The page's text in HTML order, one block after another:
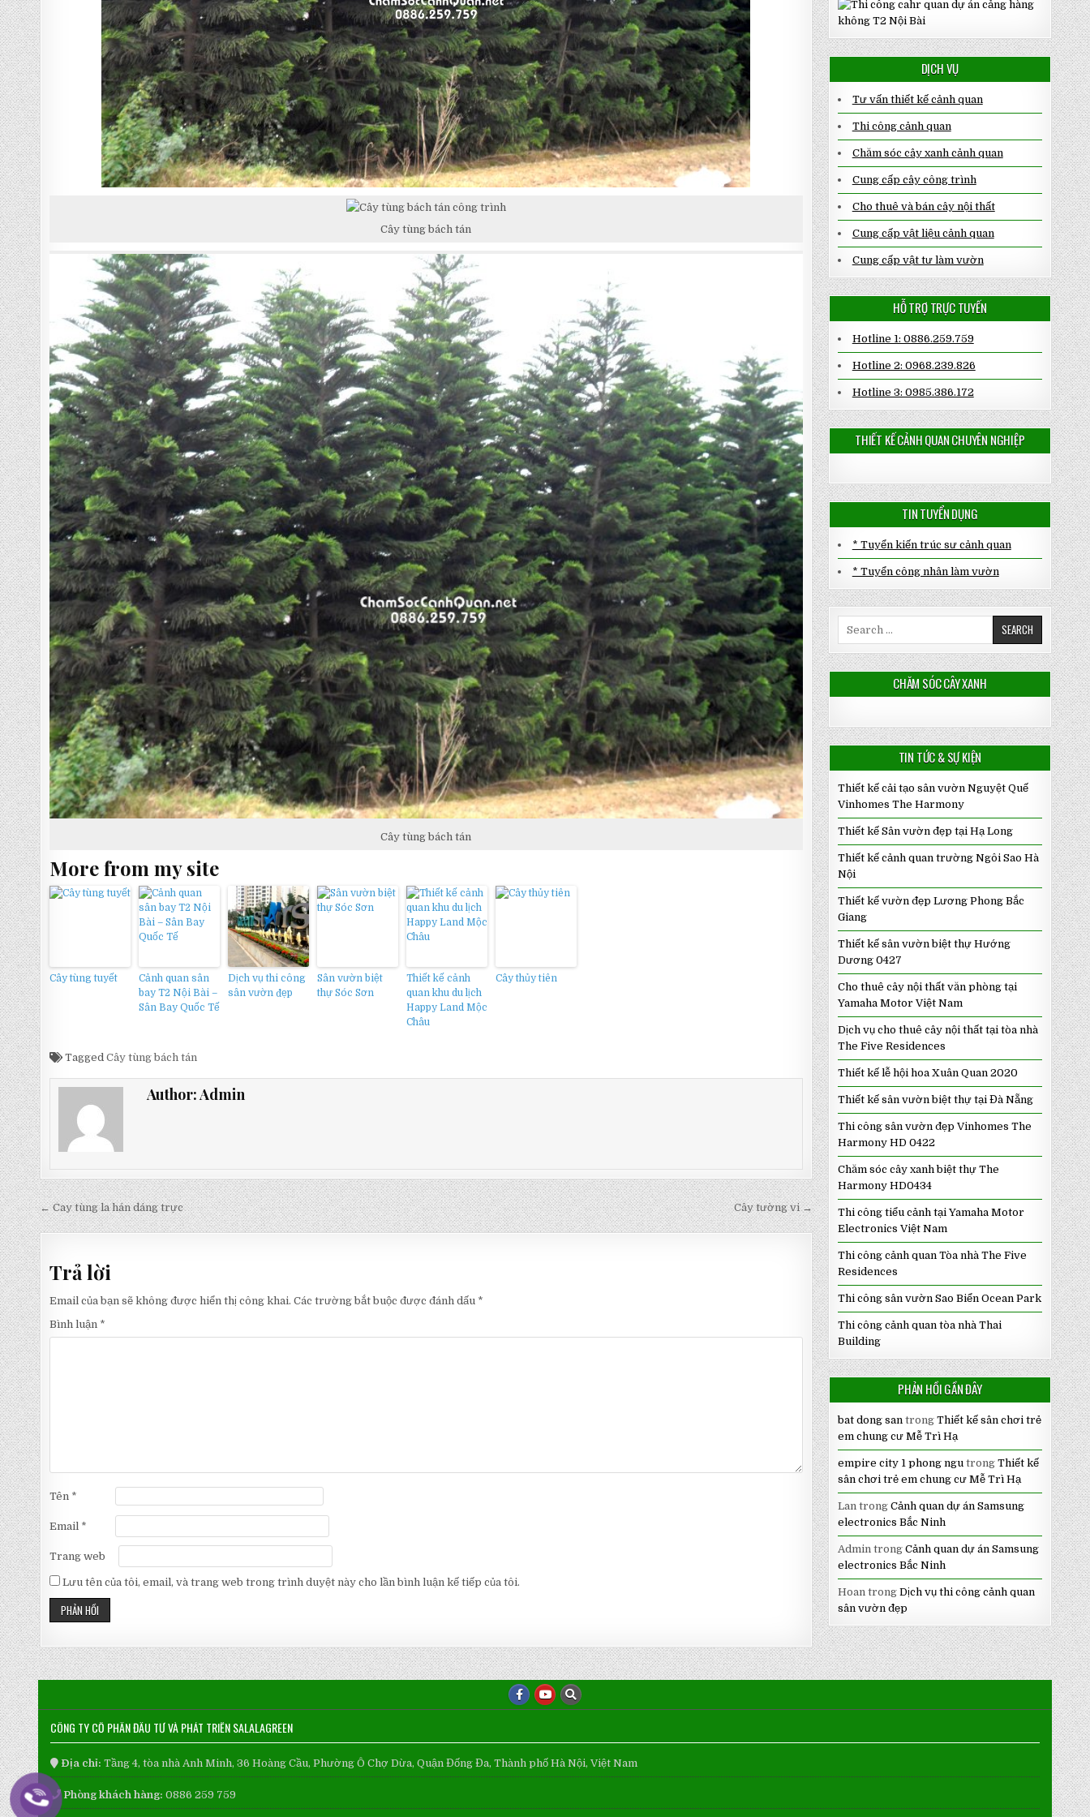
Cây tùng bách tán
Cây tùng bách tán
More from my site
Cây tùng tuyết
Cảnh quan sân
bay T2 Nội Bài –
Sân Bay Quốc Tế
Dịch vụ thi công
sân vườn đẹp
Sân vườn biệt
thự Sóc Sơn
Thiết kế cảnh
quan khu du lịch
Happy Land Mộc
Châu
Cây thủy tiên
TaggedCây tùng bách tán
Author:Admin
Điều
hướng
bài
viết
Cây tường vi →
← Cay tùng la hán dáng trực
Trả lời
Email của bạn sẽ không được hiển thị công khai. Các trường bắt buộc được đánh dấu *
Bình luận *
Tên *
Email *
Trang web
Lưu tên của tôi, email, và trang web trong trình duyệt này cho lần bình luận kế tiếp của tôi.
DỊCH VỤ
Tư vấn thiết kế cảnh quan
Thi công cảnh quan
Chăm sóc cây xanh cảnh quan
Cung cấp cây công trình
Cho thuê và bán cây nội thất
Cung cấp vật liệu cảnh quan
Cung cấp vật tư làm vườn
HỖ TRỢ TRỰC TUYẾN
Hotline 1: 0886.259.759
Hotline 2: 0968.239.826
Hotline 3: 0985.386.172
THIẾT KẾ CẢNH QUAN CHUYÊN NGHIỆP
TIN TUYỂN DỤNG
* Tuyển kiến trúc sư cảnh quan
* Tuyển công nhân làm vườn
CHĂM SÓC CÂY XANH
TIN TỨC & SỰ KIỆN
Thiết kế cải tạo sân vườn Nguyệt Quế
Vinhomes The Harmony
Thiết kế Sân vườn đẹp tại Hạ Long
Thiết kế cảnh quan trường Ngôi Sao Hà
Nội
Thiết kế vườn đẹp Lương Phong Bắc
Giang
Thiết kế sân vườn biệt thự Hướng
Dương 0427
Cho thuê cây nội thất văn phòng tại
Yamaha Motor Việt Nam
Dịch vụ cho thuê cây nội thất tại tòa nhà
The Five Residences
Thiết kế lễ hội hoa Xuân Quan 2020
Thiết kế sân vườn biệt thự tại Đà Nẵng
Thi công sân vườn đẹp Vinhomes The
Harmony HD 0422
Chăm sóc cây xanh biệt thự The
Harmony HD0434
Thi công tiểu cảnh tại Yamaha Motor
Electronics Việt Nam
Thi công cảnh quan Tòa nhà The Five
Residences
Thi công sân vườn Sao Biển Ocean Park
Thi công cảnh quan tòa nhà Thai
Building
PHẢN HỒI GẦN ĐÂY
bat dong santrong Thiết kế sân chơi trẻ
em chung cư Mễ Trì Hạ
empire city 1 phong ngutrong Thiết kế
sân chơi trẻ em chung cư Mễ Trì Hạ
Lantrong Cảnh quan dự án Samsung
electronics Bắc Ninh
Admintrong Cảnh quan dự án Samsung
electronics Bắc Ninh
Hoantrong Dịch vụ thi công cảnh quan
sân vườn đẹp
CÔNG TY CỔ PHẦN ĐẦU TƯ VÀ PHÁT TRIỂN SALALAGREEN
Địa chỉ: Tầng 4, tòa nhà Anh Minh, 36 Hoàng Cầu, Phường Ô Chợ Dừa, Quận Đống Đa, Thành phố Hà Nội, Việt Nam
Phòng khách hàng: 0886 259 759